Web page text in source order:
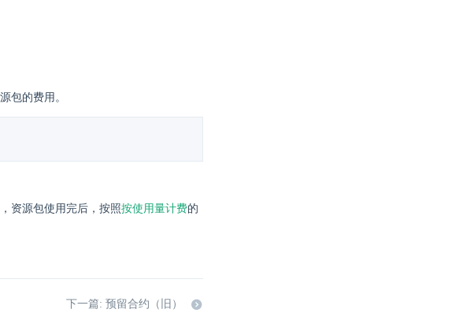
包的费用。
资源包使用完后，按照按使用量计费的
下一篇: 预留合约（旧）